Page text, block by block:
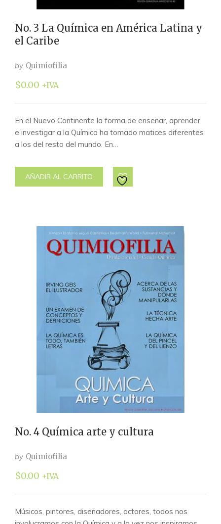
No. 3 La Química en América Latina y
el Caribe
by Quimiofilia
$0.00 +IVA
En el Nuevo Continente la forma de enseñar, aprender
e investigar a la Química ha tomado matices diferentes
a los del resto del mundo. En…
AÑADIR AL CARRITO
No. 4 Química arte y cultura
by Quimiofilia
$0.00 +IVA
Músicos, pintores, diseñadores, actores, todos nos